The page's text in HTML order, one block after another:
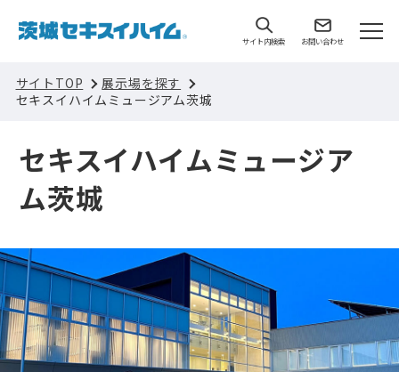
サイト内検索 お問い合わせ
サイトTOP
展示場を探す
セキスイハイムミュージアム茨城
セキスイハイムミュージア
ム茨城